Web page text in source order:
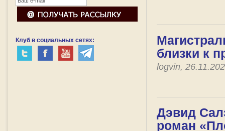
Клуб в социальных сетях:
близки к
logvin,
Дэвид
роман